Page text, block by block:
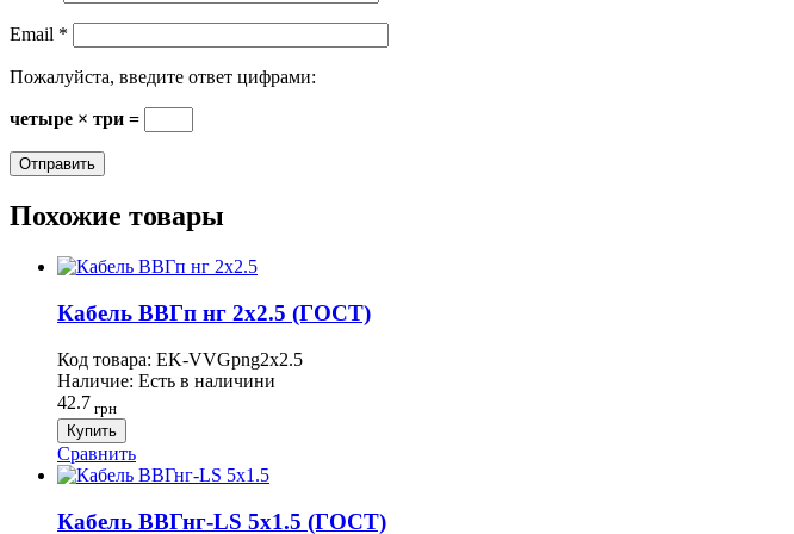
Email *
Пожалуйста, введите ответ цифрами:
четыре × три =
Похожие товары
Кабель ВВГп нг 2х2.5 (ГОСТ)
Код товара: EK-VVGpng2х2.5
Наличие: Есть в наличини
42.7 грн
Купить
Сравнить
Кабель ВВГнг-LS 5х1.5 (ГОСТ)